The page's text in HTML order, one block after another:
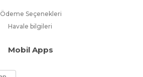
Ödeme Seçenekleri
Havale bilgileri
Mobil Apps